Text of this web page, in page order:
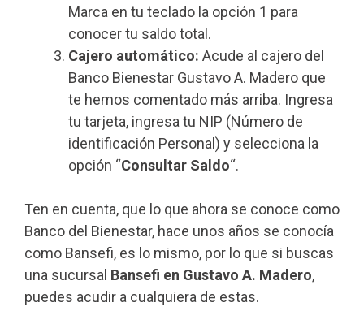
Marca en tu teclado la opción 1 para
conocer tu saldo total.
Cajero automático: Acude al cajero del
Banco Bienestar Gustavo A. Madero que
te hemos comentado más arriba. Ingresa
tu tarjeta, ingresa tu NIP (Número de
identificación Personal) y selecciona la
opción “Consultar Saldo“.
Ten en cuenta, que lo que ahora se conoce como
Banco del Bienestar, hace unos años se conocía
como Bansefi, es lo mismo, por lo que si buscas
una sucursal Bansefi en Gustavo A. Madero,
puedes acudir a cualquiera de estas.